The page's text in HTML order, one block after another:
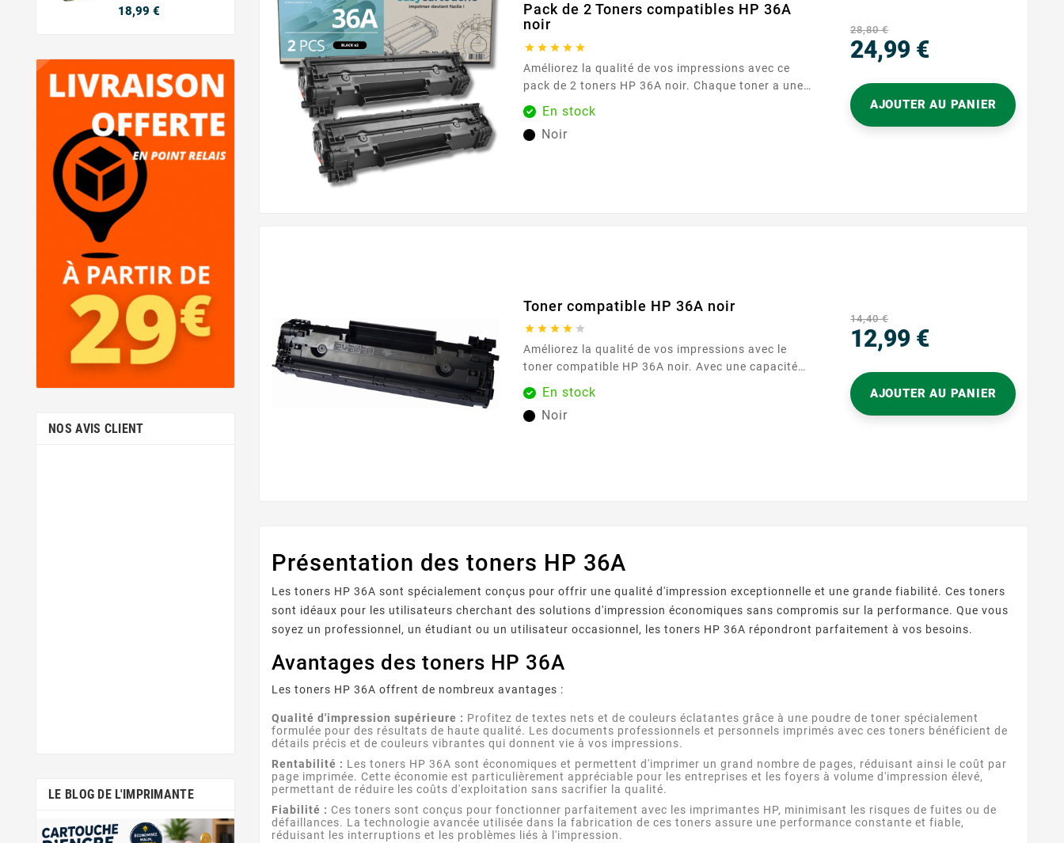
18,99 €
NOS AVIS CLIENT
LE BLOG DE L'IMPRIMANTE
Pack de 2 Toners compatibles HP 36A
noir
    
Améliorez la qualité de vos impressions avec ce
pack de 2 toners HP 36A noir. Chaque toner a une
capacité d'impression de 2000 pages, assurant des
performances fiables et durables. Caractéristiques
principales : Couleur : Noir Capacité d'impression :
En stock
Noir
28,80 €
24,99 €
AJOUTER AU PANIER
Toner compatible HP 36A noir
    
Améliorez la qualité de vos impressions avec le
toner compatible HP 36A noir. Avec une capacité
d'impression de 2000 pages, ce toner assure des
performances fiables et durables. Caractéristiques
principales : Couleur : Noir Capacité d'impression :
En stock
Noir
14,40 €
12,99 €
AJOUTER AU PANIER
Présentation des toners HP 36A
Les toners HP 36A sont spécialement conçus pour offrir une qualité d'impression exceptionnelle et une grande fiabilité. Ces toners
sont idéaux pour les utilisateurs cherchant des solutions d'impression économiques sans compromis sur la performance. Que vous
soyez un professionnel, un étudiant ou un utilisateur occasionnel, les toners HP 36A répondront parfaitement à vos besoins.
Avantages des toners HP 36A
Les toners HP 36A offrent de nombreux avantages :
Qualité d'impression supérieure : Profitez de textes nets et de couleurs éclatantes grâce à une poudre de toner spécialement
formulée pour des résultats de haute qualité. Les documents professionnels et personnels imprimés avec ces toners bénéficient de
détails précis et de couleurs vibrantes qui donnent vie à vos impressions.
Rentabilité : Les toners HP 36A sont économiques et permettent d'imprimer un grand nombre de pages, réduisant ainsi le coût par
page imprimée. Cette économie est particulièrement appréciable pour les entreprises et les foyers à volume d'impression élevé,
permettant de réduire les coûts d'exploitation sans sacrifier la qualité.
Fiabilité : Ces toners sont conçus pour fonctionner parfaitement avec les imprimantes HP, minimisant les risques de fuites ou de
défaillances. La technologie avancée utilisée dans la fabrication de ces toners assure une performance constante et fiable,
réduisant les interruptions et les problèmes liés à l'impression.